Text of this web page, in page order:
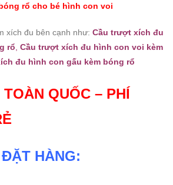
rổ cho bé hình con voi
xích đu bên cạnh như: Cầu trượt xích đu
rổ Cầu trượt xích đu hình con voi kèm
đu hình con gấu kèm bóng rổ
QUỐC – PHÍ
HÀNG: